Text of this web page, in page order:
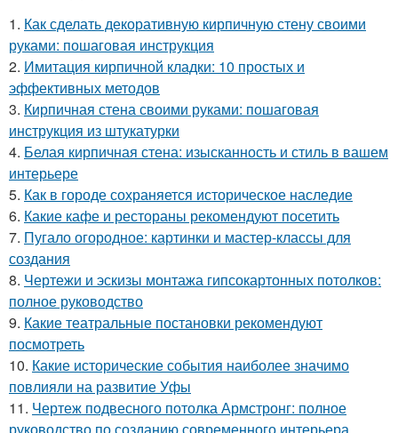
1. Как сделать декоративную кирпичную стену своими
руками: пошаговая инструкция
2. Имитация кирпичной кладки: 10 простых и
эффективных методов
3. Кирпичная стена своими руками: пошаговая
инструкция из штукатурки
4. Белая кирпичная стена: изысканность и стиль в вашем
интерьере
5. Как в городе сохраняется историческое наследие
6. Какие кафе и рестораны рекомендуют посетить
7. Пугало огородное: картинки и мастер-классы для
создания
8. Чертежи и эскизы монтажа гипсокартонных потолков:
полное руководство
9. Какие театральные постановки рекомендуют
посмотреть
10. Какие исторические события наиболее значимо
повлияли на развитие Уфы
11. Чертеж подвесного потолка Армстронг: полное